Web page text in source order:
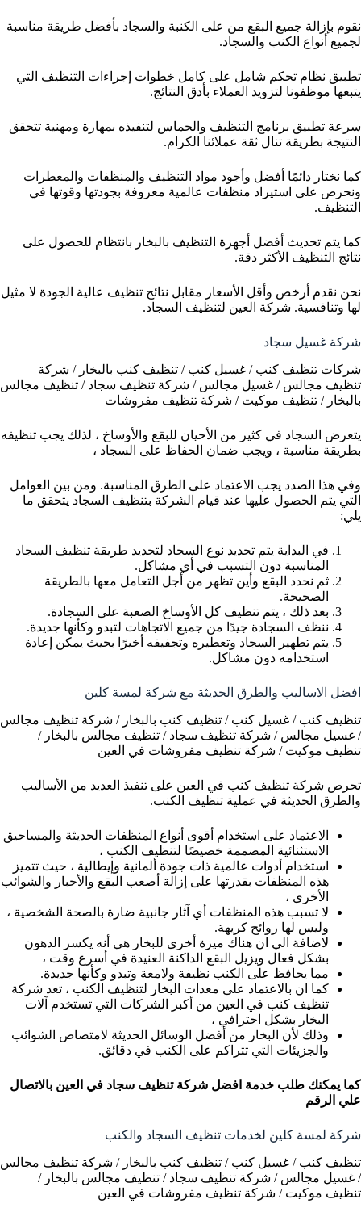
نقوم بإزالة جميع البقع من على الكنبة والسجاد بأفضل طريقة مناسبة
لجميع أنواع الكنب والسجاد.
تطبيق نظام تحكم شامل على كامل خطوات إجراءات التنظيف التي
يتبعها موظفونا لتزويد العملاء بأدق النتائج.
سرعة تطبيق برنامج التنظيف والحماس لتنفيذه بمهارة ومهنية تتحقق
النتيجة بطريقة تنال ثقة عملائنا الكرام.
كما نختار دائمًا أفضل وأجود مواد التنظيف والمنظفات والمعطرات
ونحرص على استيراد منظفات عالمية معروفة بجودتها وقوتها في
التنظيف.
كما يتم تحديث أفضل أجهزة التنظيف بالبخار بانتظام للحصول على
نتائج التنظيف الأكثر دقة.
نحن نقدم أرخص وأقل الأسعار مقابل نتائج تنظيف عالية الجودة لا مثيل
لها وتنافسية. شركة العين لتنظيف السجاد.
شركة غسيل سجاد
شركات تنظيف كنب / غسيل كنب / تنظيف كنب بالبخار / شركة
تنظيف مجالس / غسيل مجالس / شركة تنظيف سجاد / تنظيف مجالس
بالبخار / تنظيف موكيت / شركة تنظيف مفروشات
يتعرض السجاد في كثير من الأحيان للبقع والأوساخ ، لذلك يجب تنظيفه
بطريقة مناسبة ، ويجب ضمان الحفاظ على السجاد ،
وفي هذا الصدد يجب الاعتماد على الطرق المناسبة. ومن بين العوامل
التي يتم الحصول عليها عند قيام الشركة بتنظيف السجاد يتحقق ما
يلي:
في البداية يتم تحديد نوع السجاد لتحديد طريقة تنظيف السجاد
المناسبة دون التسبب في أي مشاكل.
ثم نحدد البقع وأين تظهر من أجل التعامل معها بالطريقة
الصحيحة.
بعد ذلك ، يتم تنظيف كل الأوساخ الصعبة على السجادة.
ننظف السجادة جيدًا من جميع الاتجاهات لتبدو وكأنها جديدة.
يتم تطهير السجاد وتعطيره وتجفيفه أخيرًا بحيث يمكن إعادة
استخدامه دون مشاكل.
افضل الاساليب والطرق الحديثة مع شركة لمسة كلين
تنظيف كنب / غسيل كنب / تنظيف كنب بالبخار / شركة تنظيف مجالس
/ غسيل مجالس / شركة تنظيف سجاد / تنظيف مجالس بالبخار /
تنظيف موكيت / شركة تنظيف مفروشات في العين
تحرص شركة تنظيف كنب في العين على تنفيذ العديد من الأساليب
والطرق الحديثة في عملية تنظيف الكنب.
الاعتماد على استخدام أقوى أنواع المنظفات الحديثة والمساحيق
الاستثنائية المصممة خصيصًا لتنظيف الكنب ،
استخدام أدوات عالمية ذات جودة ألمانية وإيطالية ، حيث تتميز
هذه المنظفات بقدرتها على إزالة أصعب البقع والأحبار والشوائب
الأخرى ،
لا تسبب هذه المنظفات أي آثار جانبية ضارة بالصحة الشخصية ،
وليس لها روائح كريهة.
لاضافة الي ان هناك ميزة أخرى للبخار هي أنه يكسر الدهون
بشكل فعال ويزيل البقع الداكنة العنيدة في أسرع وقت ،
مما يحافظ على الكنب نظيفة ولامعة وتبدو وكأنها جديدة.
كما ان بالاعتماد على معدات البخار لتنظيف الكنب ، تعد شركة
تنظيف كنب في العين من أكبر الشركات التي تستخدم آلات
البخار بشكل احترافي ،
وذلك لأن البخار من أفضل الوسائل الحديثة لامتصاص الشوائب
والجزيئات التي تتراكم على الكنب في دقائق.
كما يمكنك طلب خدمة افضل شركة تنظيف سجاد في العين بالاتصال
علي الرقم
شركة لمسة كلين لخدمات تنظيف السجاد والكنب
تنظيف كنب / غسيل كنب / تنظيف كنب بالبخار / شركة تنظيف مجالس
/ غسيل مجالس / شركة تنظيف سجاد / تنظيف مجالس بالبخار /
تنظيف موكيت / شركة تنظيف مفروشات في العين